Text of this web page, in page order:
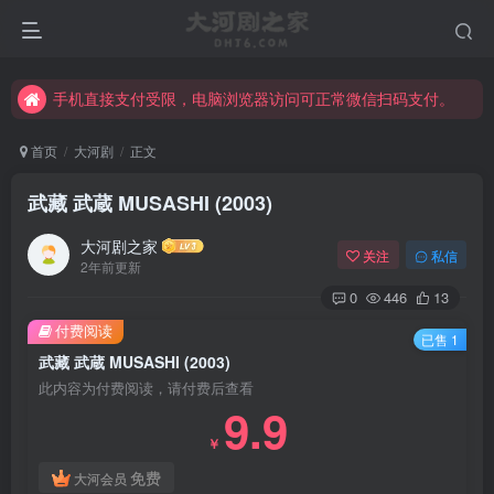
手机直接支付受限，电脑浏览器访问可正常微信扫码支付。
手机直接支付受限，电脑浏览器访问可正常微信扫码支付。
首页 大河剧 正文
武藏 武蔵 MUSASHI (2003)
大河剧之家
2年前更新
关注 私信
0 446 13
武藏 武蔵 MUSASHI (2003)
此内容为付费阅读，请付费后查看
￥ 9.9
大河会员 免费
付费阅读 已售 1